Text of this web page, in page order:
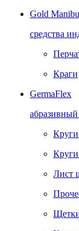
Gold
средства
Краги
GermaFlex
Круги
Лист